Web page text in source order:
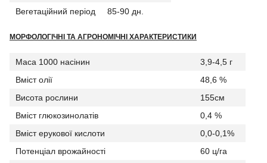
Вегетаційний період
85-90 дн.
МОРФОЛОГІЧНІ ТА АГРОНОМІЧНІ ХАРАКТЕРИСТИКИ
Маса 1000 насінин
3,9-4,5 г
Вміст олії
48,6 %
Висота рослини
155см
Вміст глюкозинолатів
0,4 %
Вміст ерукової кислоти
0,0-0,1%
Потенціал врожайності
60 ц/га